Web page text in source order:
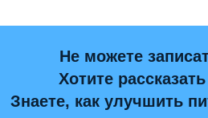
Не можете
Хотите
Знаете, как улучшить